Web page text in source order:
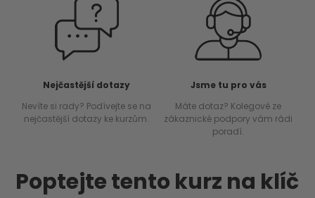
Nejčastější dotazy
Nevíte si rady? Podívejte se na
nejčastější dotazy ke kurzům.
Jsme tu pro vás
Máte dotaz? Kolegové ze
zákaznické podpory vám rádi
poradí.
Poptejte tento kurz na klíč